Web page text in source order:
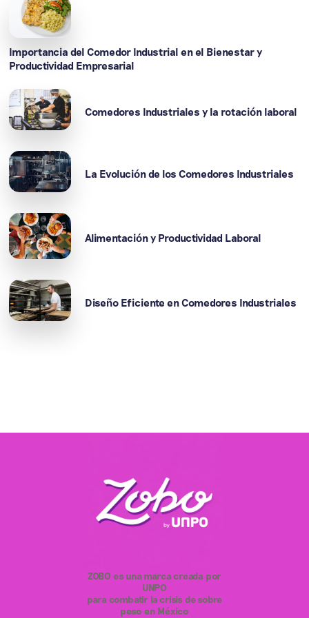
Importancia del Comedor Industrial en el Bienestar y
Productividad Empresarial
Comedores Industriales y la rotación laboral
La Evolución de los Comedores Industriales
Alimentación y Productividad Laboral
Diseño Eficiente en Comedores Industriales
ZOBO es una marca creada por
UNPO
para combatir la crisis de sobre
peso en México